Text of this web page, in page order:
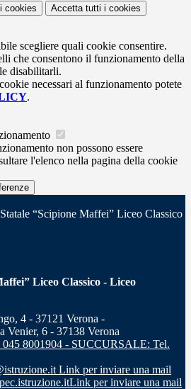
i cookies Accetta tutti i cookies
scegliere quali cookie consentire.
che consentono il funzionamento della
disabilitarli.
necessari al funzionamento potete
.
non possono essere
l'elenco nella pagina della cookie
“Scipione Maffei” Liceo Classico
Liceo Classico - Liceo
4 - 37121 Verona -
6 - 37138 Verona
045 8001904 - SUCCURSALE: Tel.
Link per inviare una mail
Link per inviare una mail